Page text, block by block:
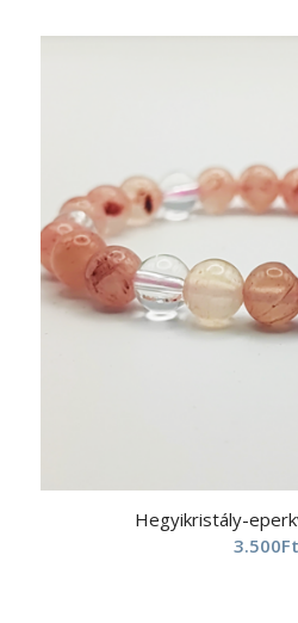
Hegyikristály-
3.500Ft